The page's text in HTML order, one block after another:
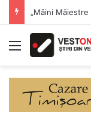
Menu